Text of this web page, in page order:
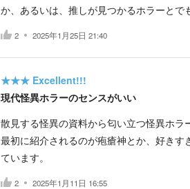
か、あるいは、推しが見つかるホラーとで
2 2025年1月25日 21:40
★★★ Excellent!!!
現代怪異ホラーのセンスがいい
散見する怪異の資料から匂い立つ怪異ホラ
最初に紹介されるのが疱瘡神とか、好き
ています。
2 2025年1月11日 16:55